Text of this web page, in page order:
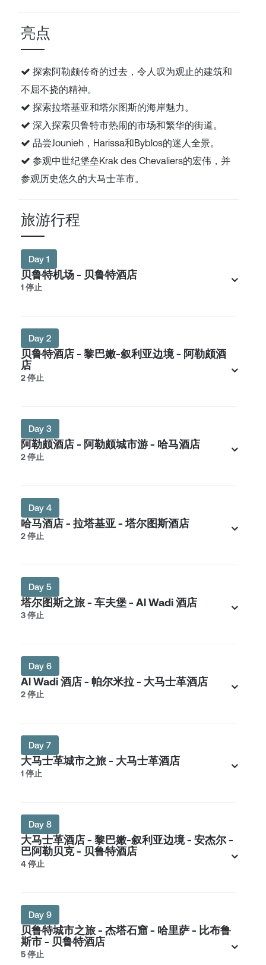
亮点
探索阿勒颇传奇的过去，令人叹为观止的建筑和
不屈不挠的精神。
探索拉塔基亚和塔尔图斯的海岸魅力。
深入探索贝鲁特市热闹的市场和繁华的街道。
品尝Jounieh，Harissa和Byblos的迷人全景。
参观中世纪堡垒Krak des Chevaliers的宏伟，并
参观历史悠久的大马士革市。
旅游行程
Day 1
贝鲁特机场 - 贝鲁特酒店
1 停止
Day 2
贝鲁特酒店 - 黎巴嫩-叙利亚边境 - 阿勒颇酒
店
2 停止
Day 3
阿勒颇酒店 - 阿勒颇城市游 - 哈马酒店
2 停止
Day 4
哈马酒店 - 拉塔基亚 - 塔尔图斯酒店
2 停止
Day 5
塔尔图斯之旅 - 车夫堡 - Al Wadi 酒店
3 停止
Day 6
Al Wadi 酒店 - 帕尔米拉 - 大马士革酒店
2 停止
Day 7
大马士革城市之旅 - 大马士革酒店
1 停止
Day 8
大马士革酒店 - 黎巴嫩-叙利亚边境 - 安杰尔 -
巴阿勒贝克 - 贝鲁特酒店
4 停止
Day 9
贝鲁特城市之旅 - 杰塔石窟 - 哈里萨 - 比布鲁
斯市 - 贝鲁特酒店
5 停止